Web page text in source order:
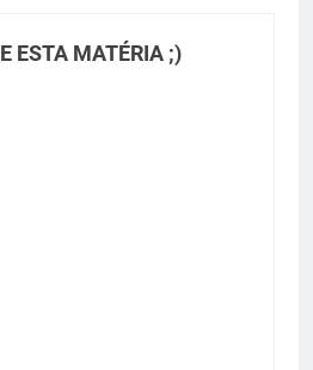
ESTA MATÉRIA ;)